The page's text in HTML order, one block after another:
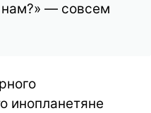
нам?» — совсем
инопланетяне